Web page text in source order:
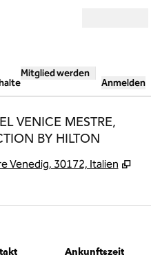
Mitglied werden
Anmelden
VENICE MESTRE,
BY HILTON
Venedig, 30172, Italien ,
Ankunftszeit